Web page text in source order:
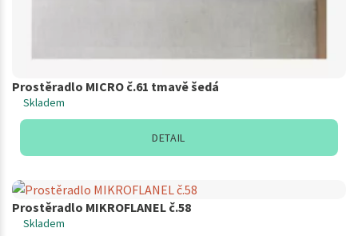
Prostěradlo MICRO č.61 tmavě šedá
Skladem
DETAIL
Prostěradlo MIKROFLANEL č.58
Skladem